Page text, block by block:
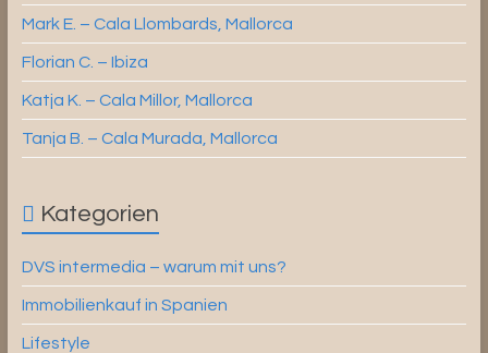
Mark E. – Cala Llombards, Mallorca
Florian C. – Ibiza
Katja K. – Cala Millor, Mallorca
Tanja B. – Cala Murada, Mallorca
Kategorien
DVS intermedia – warum mit uns?
Immobilienkauf in Spanien
Lifestyle